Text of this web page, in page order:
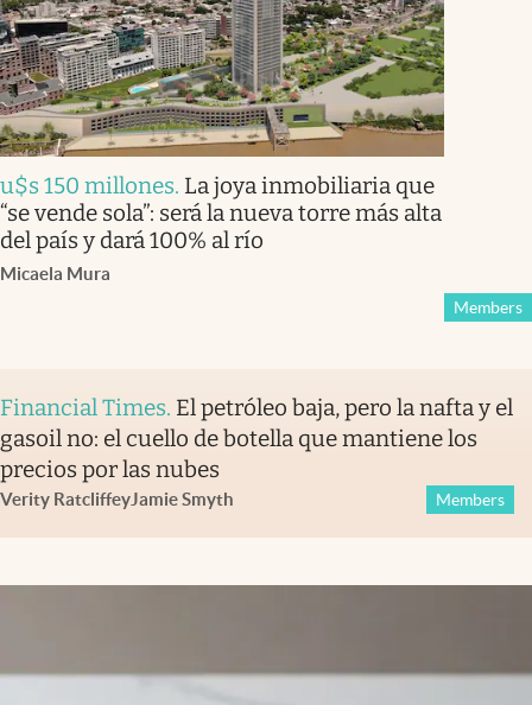
u$s 150 millones. La joya inmobiliaria que
“se vende sola”: será la nueva torre más alta
del país y dará 100% al río
Micaela Mura
Members
Financial Times. El petróleo baja, pero la nafta y el
gasoil no: el cuello de botella que mantiene los
precios por las nubes
Verity RatcliffeyJamie Smyth Members